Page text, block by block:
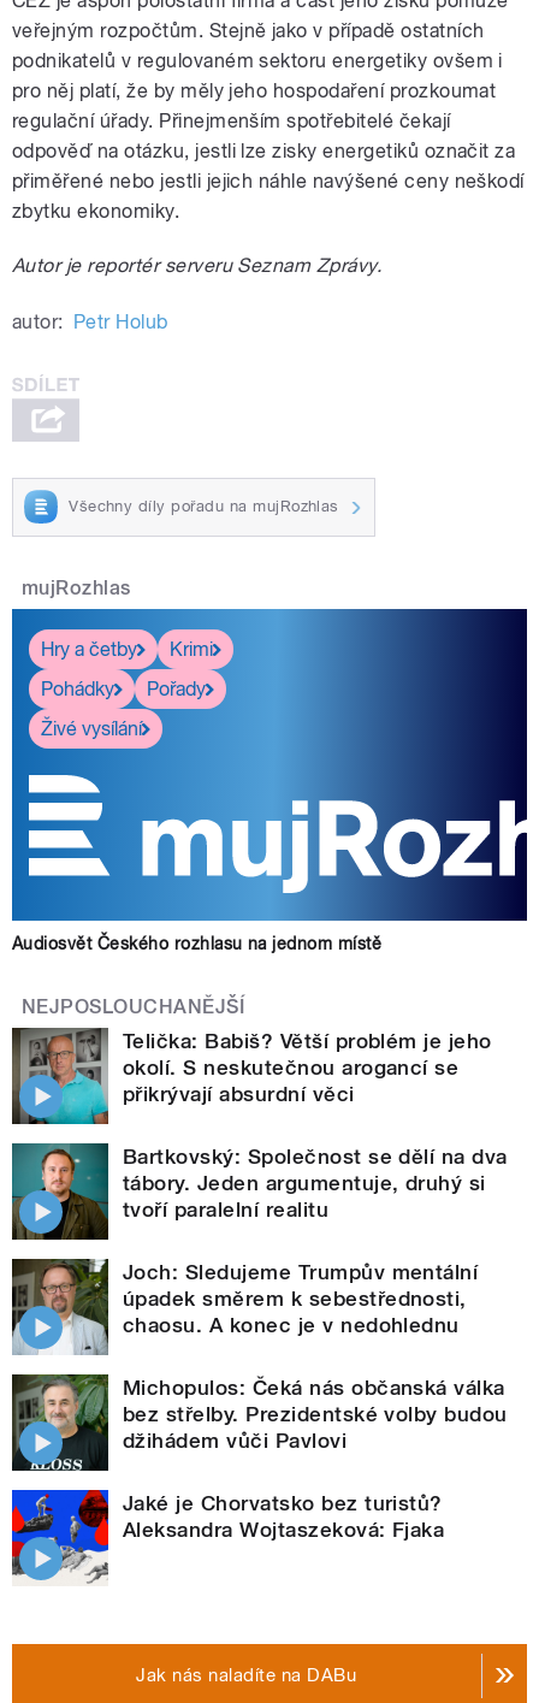
veřejným rozpočtům. Stejně jako v případě ostatních
podnikatelů v regulovaném sektoru energetiky ovšem i
pro něj platí, že by měly jeho hospodaření prozkoumat
regulační úřady. Přinejmenším spotřebitelé čekají
odpověď na otázku, jestli lze zisky energetiků označit za
přiměřené nebo jestli jejich náhle navýšené ceny neškodí
zbytku ekonomiky.
Autor je reportér serveru Seznam Zprávy.
autor: Petr Holub
Všechny díly pořadu na mujRozhlas
mujRozhlas
Hry a četby
Krimi
Pohádky
Pořady
Živé vysílání
Audiosvět Českého rozhlasu na jednom místě
NEJPOSLOUCHANĚJŠÍ
Telička: Babiš? Větší problém je jeho
okolí. S neskutečnou arogancí se
přikrývají absurdní věci
Bartkovský: Společnost se dělí na dva
tábory. Jeden argumentuje, druhý si
tvoří paralelní realitu
Joch: Sledujeme Trumpův mentální
úpadek směrem k sebestřednosti,
chaosu. A konec je v nedohlednu
Michopulos: Čeká nás občanská válka
bez střelby. Prezidentské volby budou
džihádem vůči Pavlovi
Jaké je Chorvatsko bez turistů?
Aleksandra Wojtaszeková: Fjaka
Jak nás naladíte na DABu